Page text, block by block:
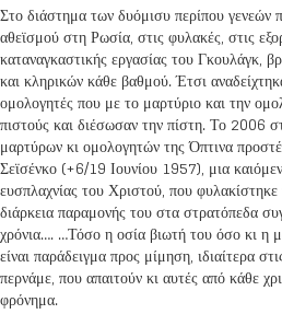
Στο διάστημα των δυόμισυ περίπου γενεών
αθεϊσμού στη Ρωσία, στις φυλακές, στις
καταναγκαστικής εργασίας του Γκουλάγκ,
και κληρικών κάθε βαθμού. Έτσι
ομολογητές που με το μαρτύριο και την
πιστούς και διέσωσαν την πίστη. Το 2006
μαρτύρων κι ομολογητών της Όπτινα
Σεϊσένκο (+6/19 Ιουνίου 1957), μια
ευσπλαχνίας του Χριστού, που
διάρκεια παραμονής του στα στρατόπεδα
χρόνια…. …Τόσο η οσία βιωτή του όσο κι η
είναι παράδειγμα προς μίμηση, ιδιαίτερα
περνάμε, που απαιτούν κι αυτές από κάθε
φρόνημα.